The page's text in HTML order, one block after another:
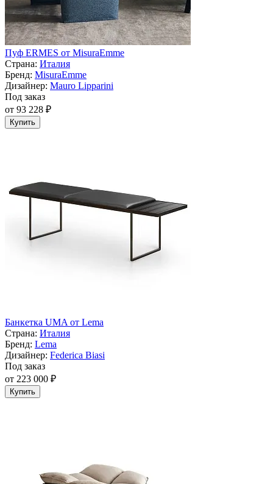
Пуф ERMES от MisuraEmme
Страна: Италия
Бренд: MisuraEmme
Дизайнер: Mauro Lipparini
Под заказ
от 93 228 ₽
Купить
Банкетка UMA от Lema
Страна: Италия
Бренд: Lema
Дизайнер: Federica Biasi
Под заказ
от 223 000 ₽
Купить